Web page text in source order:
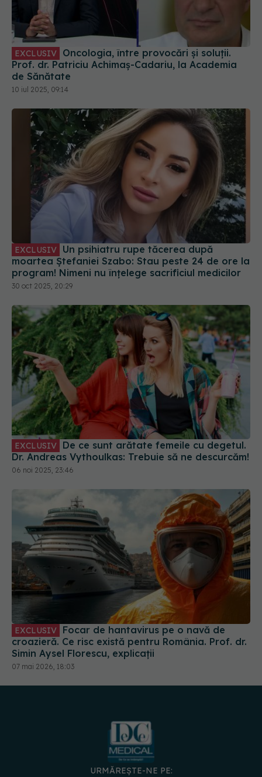
EXCLUSIV
Prof. dr. Patriciu Achimaș-Cadariu, la Academia
de Sănătate
10 iul 2025, 09:14
EXCLUSIV
moartea Ștefaniei Szabo: Stau peste 24 de ore la
program! Nimeni nu înțelege sacrificiul medicilor
30 oct 2025, 20:29
EXCLUSIV
Dr. Andreas Vythoulkas: Trebuie să ne descurcăm!
06 noi 2025, 23:46
EXCLUSIV
croazieră. Ce risc există pentru România. Prof. dr.
Simin Aysel Florescu, explicații
07 mai 2026, 18:03
URMĂREȘTE-NE PE: